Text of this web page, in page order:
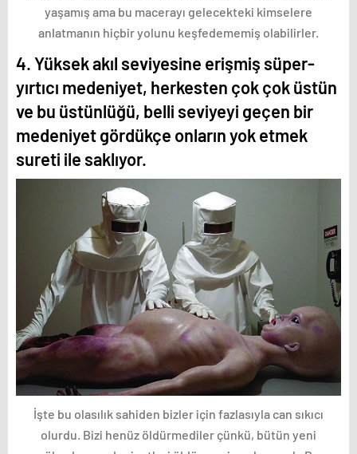
yaşamış ama bu macerayı gelecekteki kimselere
anlatmanın hiçbir yolunu keşfedememiş olabilirler.
4. Yüksek akıl seviyesine erişmiş süper-
yırtıcı medeniyet, herkesten çok çok üstün
ve bu üstünlüğü, belli seviyeyi geçen bir
medeniyet gördükçe onların yok etmek
sureti ile saklıyor.
İşte bu olasılık sahiden bizler için fazlasıyla can sıkıcı
olurdu. Bizi henüz öldürmediler çünkü, bütün yeni